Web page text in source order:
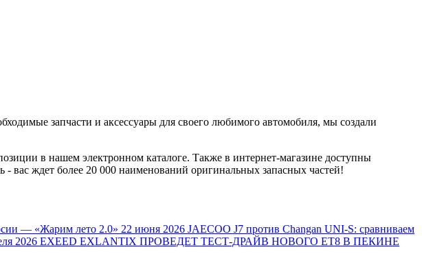
запчасти и аксессуары для своего любимого автомобиля, мы создали
в нашем электронном каталоге. Также в интернет-магазине доступны
- вас ждет более 20 000 наименований оригинальных запасных частей!
— «Жарим лето 2.0» 22 июня 2026 JAECOO J7 против Changan UNI-S: сравниваем
2026 EXEED EXLANTIX ПРОВЕДЕТ ТЕСТ-ДРАЙВ НОВОГО ET8 В ПЕКИНЕ